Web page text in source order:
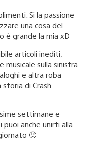
Si la passione
una cosa del
è grande la mia xD
articoli inediti,
sulla sinistra
e altra roba
di Crash
settimane e
anche unirti alla
🙂